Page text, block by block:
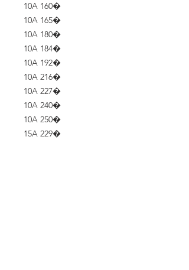
10A 160�
10A 165�
10A 180�
10A 184�
10A 192�
10A 216�
10A 227�
10A 240�
10A 250�
15A 229�